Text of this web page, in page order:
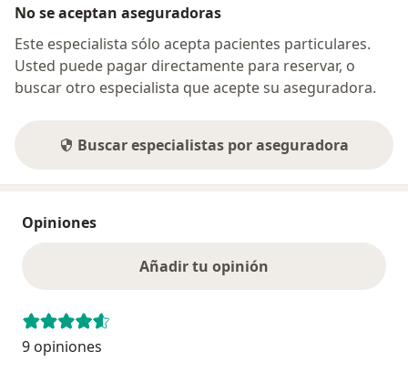
No se aceptan aseguradoras
Este especialista sólo acepta pacientes particulares.
Usted puede pagar directamente para reservar, o
buscar otro especialista que acepte su aseguradora.
Buscar especialistas por aseguradora
Opiniones
Añadir tu opinión
9 opiniones